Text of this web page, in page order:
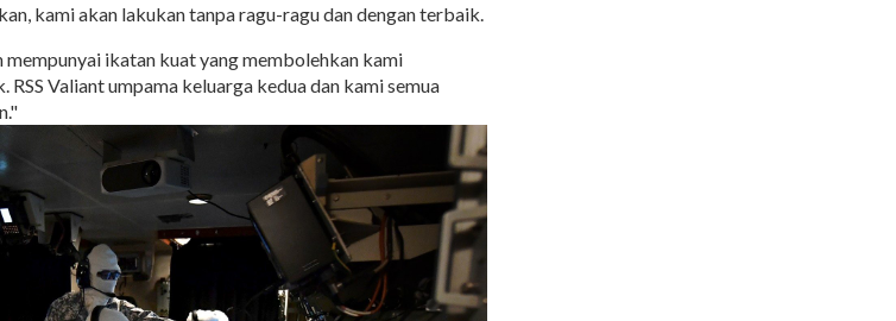
kami akan lakukan tanpa ragu-ragu dan dengan terbaik.
ikatan kuat yang membolehkan kami
Valiant umpama keluarga kedua dan kami semua